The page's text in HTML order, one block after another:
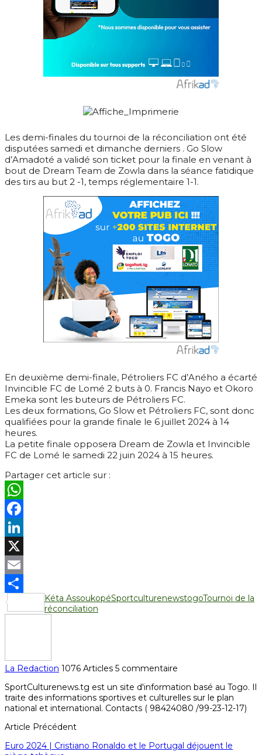
Les demi-finales du tournoi de la réconciliation ont été
disputées samedi et dimanche derniers . Go Slow
d’Amadoté a validé son ticket pour la finale en venant à
bout de Dream Team de Zowla dans la séance fatidique
des tirs au but 2 -1, temps réglementaire 1-1.
En deuxième demi-finale, Pétroliers FC d’Aného a écarté
Invincible FC de Lomé 2 buts à 0. Francis Nayo et Okoro
Emeka sont les buteurs de Pétroliers FC.
Les deux formations, Go Slow et Pétroliers FC, sont donc
qualifiées pour la grande finale le 6 juillet 2024 à 14
heures.
La petite finale opposera Dream de Zowla et Invincible
FC de Lomé le samedi 22 juin 2024 à 15 heures.
Partager cet article sur :
WhatsApp
Facebook
LinkedIn
X
Email
Partager
Kéta AssoukopéSportculturenewstogoTournoi de la
réconciliation
La Redaction 1076 Articles 5 commentaire
SportCulturenews.tg est un site d'information basé au Togo. Il
traite des informations sportives et culturelles sur le plan
national et international. Contacts ( 98424080 /99-23-12-17)
Article Précédent
Euro 2024 | Cristiano Ronaldo et le Portugal déjouent le